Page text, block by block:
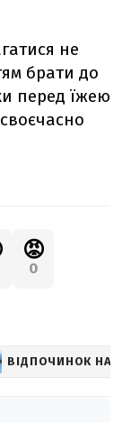
не
брати до
перед їжею
😡
0
ВІДПОЧИНОК НА